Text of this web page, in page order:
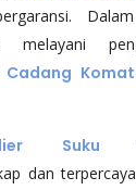
Cadang
Suku
dan